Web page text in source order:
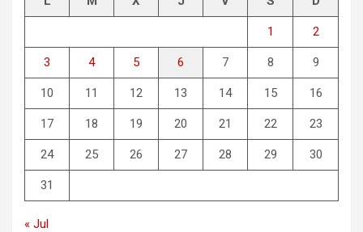
1 2
3 4 5 6 7 8 9
10 11 12 13 14 15 16
17 18 19 20 21 22 23
24 25 26 27 28 29 30
31
« Jul